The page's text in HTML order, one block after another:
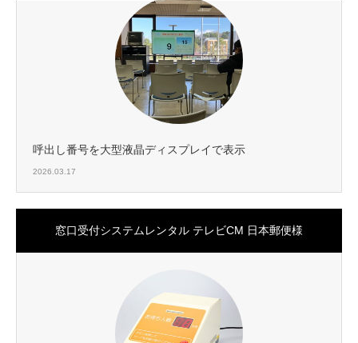
呼出し番号を大型液晶ディスプレイで表示
2026.03.17
窓口受付システムレンタル テレビCM 日本郵便様